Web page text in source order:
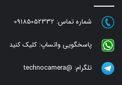
شماره تماس: 09185052332
پاسخگویی واتساپ: کلیک کنید
تلگرام: @technocamera